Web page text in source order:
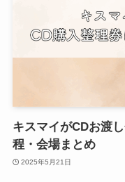
キスマイがCDお渡
程・会場まとめ
2025年5月21日